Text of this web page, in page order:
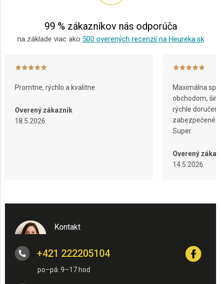
99 % zákazníkov nás odporúča
na základe viac ako 500 overených recenzií na Heureka.sk
Promtne, rýchlo a kvalitne
Overený zákazník
18.5.2026
Maximálna
obchodom,
rýchle
zabezpečené
Super.
Overený
14.5.2026
Kontakt
+421 222205104